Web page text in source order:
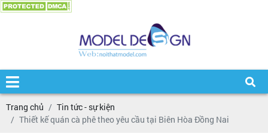
Trang chủ
Tin tức - sự kiện
Thiết kế quán cà phê theo yêu cầu tại Biên Hòa Đồng Nai